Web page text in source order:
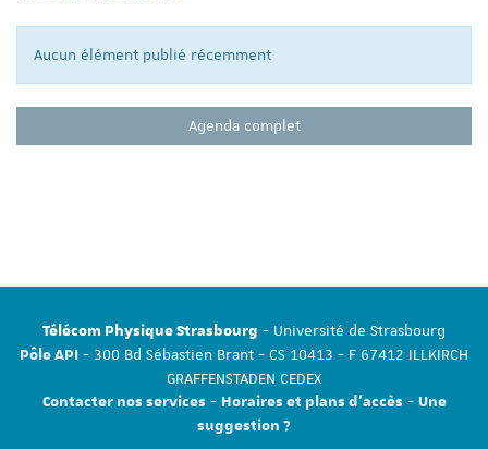
Aucun élément publié récemment
Agenda complet
Télécom Physique Strasbourg - Université de Strasbourg
Pôle API - 300 Bd Sébastien Brant - CS 10413 - F 67412 ILLKIRCH
GRAFFENSTADEN CEDEX
Contacter nos services - Horaires et plans d'accès - Une
suggestion ?